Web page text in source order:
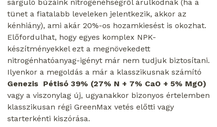
sárguló búzáink nitrogénéhségről árulkodnak (ha a
tünet a fiatalabb leveleken jelentkezik, akkor az
kénhiány), ami akár 20%-os hozamkiesést is okozhat.
Előfordulhat, hogy egyes komplex NPK-
készítményekkel ezt a megnövekedett
nitrogénhatóanyag-igényt már nem tudjuk biztosítani.
Ilyenkor a megoldás a már a klasszikusnak számító
Genezis Pétisó 39% (27% N + 7% CaO + 5% MgO)
vagy a viszonylag új, ugyanakkor bizonyos értelemben
klasszikusan régi GreenMax vetés előtti vagy
starterkénti kiszórása.